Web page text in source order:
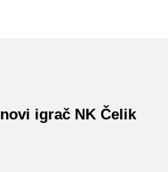
igrač NK Čelik